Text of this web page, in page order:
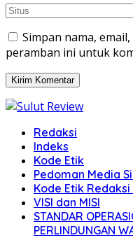
Simpan nama,
peramban ini untuk
Redaksi
Indeks
Kode Etik
Pedoman Media
Kode Etik
VISI dan MISI
STANDAR
PERLINDUNGAN